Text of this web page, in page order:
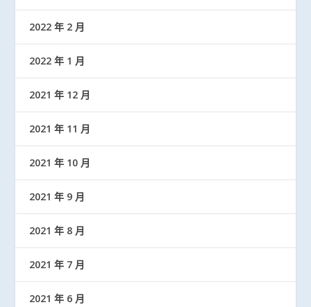
2022 年 2 月
2022 年 1 月
2021 年 12 月
2021 年 11 月
2021 年 10 月
2021 年 9 月
2021 年 8 月
2021 年 7 月
2021 年 6 月